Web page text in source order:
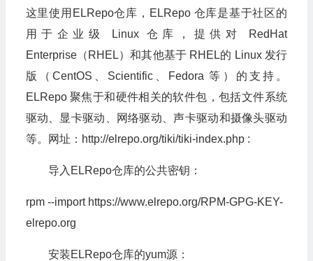
这里使用ELRepo仓库，ELRepo 仓库是基于社区的
用于企业级 Linux 仓库，提供对 RedHat
Enterprise（RHEL）和其他基于 RHEL的 Linux 发行
版（CentOS、Scientific、Fedora 等）的支持。
ELRepo 聚焦于和硬件相关的软件包，包括文件系统
驱动、显卡驱动、网络驱动、声卡驱动和摄像头驱动
等。网址：http://elrepo.org/tiki/tiki-index.php :
导入ELRepo仓库的公共密钥：
rpm --import https://www.elrepo.org/RPM-GPG-KEY-
elrepo.org
安装ELRepo仓库的yum源：